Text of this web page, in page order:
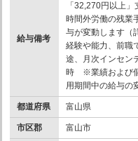
給与備考
「32,270円以上
時間外労働の残業
与が変動します（
経験や能力、前職
途、月次インセン
時 ※業績および
用期間中の給与の
都道府県 富山県
市区郡
富山市